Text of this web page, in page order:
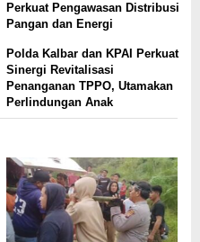
Perkuat Pengawasan Distribusi
Pangan dan Energi
Polda Kalbar dan KPAI Perkuat
Sinergi Revitalisasi
Penanganan TPPO, Utamakan
Perlindungan Anak